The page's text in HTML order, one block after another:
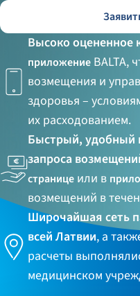
Высоко оцененное
приложение BALTA,
возмещения и
здоровья –
их расходованием.
Быстрый, удобный
запроса
странице или в
возмещений в
Широчайшая сеть
всей Латвии, а
расчеты
медицинском